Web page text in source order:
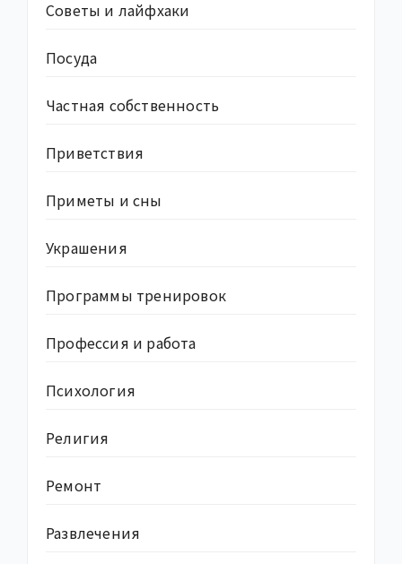
Советы и лайфхаки
Посуда
Частная собственность
Приветствия
Приметы и сны
Украшения
Программы тренировок
Профессия и работа
Психология
Религия
Ремонт
Развлечения